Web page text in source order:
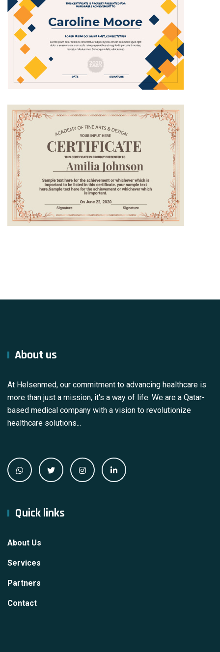
About us
At Helsenmed, our commitment to advancing healthcare is
more than just a mission, it's a way of life. We are a Qatar-
based medical company with a vision to revolutionize
healthcare solutions...
Quick links
About Us
Services
Partners
Contact